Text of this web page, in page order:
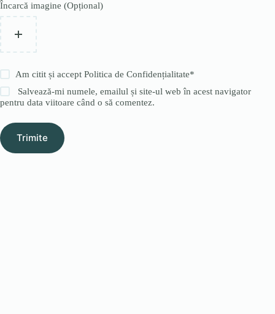
Încarcă imagine (Opțional)
Am citit și acceptPolitica de Confidențialitate*
Salvează-mi numele, emailul și site-ul web în acest navigator
pentru data viitoare când o să comentez.
Trimite